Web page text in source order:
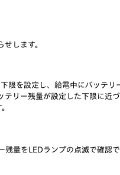
します。
限を設定し、給電中にバッテリ
テリー残量が設定した下限に近
残量をLEDランプの点滅で確認